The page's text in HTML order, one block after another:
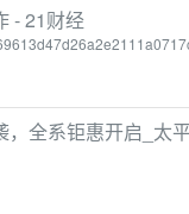
- 21财经
全系钜惠开启_太